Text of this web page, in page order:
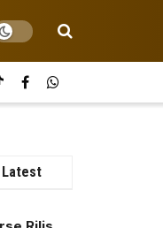
Latest